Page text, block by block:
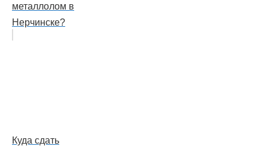
металлолом в
Нерчинске?
Куда сдать